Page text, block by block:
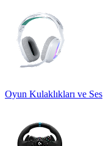
Oyun Kulaklıkları ve Ses